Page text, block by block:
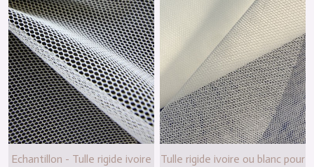
Echantillon - Tulle rigide ivoire
Tulle rigide ivoire ou blanc pour